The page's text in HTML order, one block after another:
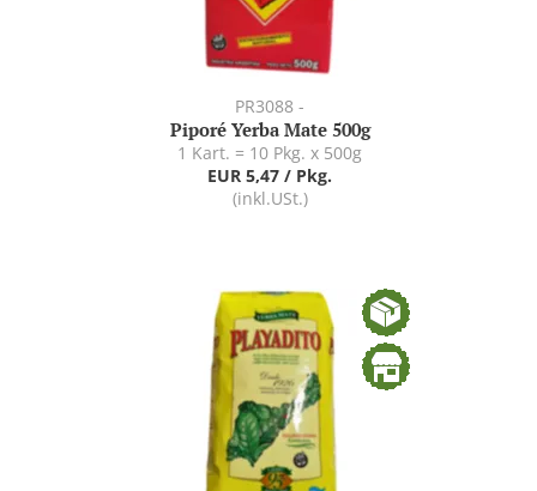
PR3088 -
Piporé Yerba Mate 500g
1 Kart. = 10 Pkg. x 500g
EUR 5,47 / Pkg.
(inkl.USt.)